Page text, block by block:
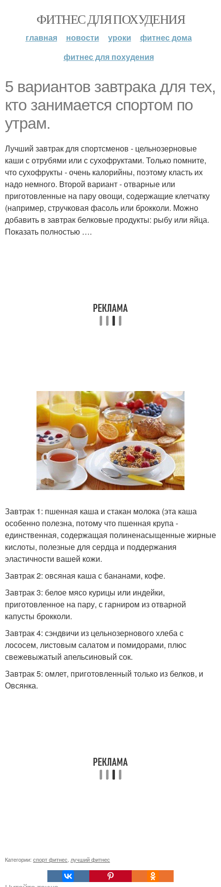
ФИТНЕС ДЛЯ ПОХУДЕНИЯ
главная новости уроки
фитнес дома
фитнес для похудения
5 вариантов завтрака для тех,
кто занимается спортом по
утрам.
Лучший завтрак для спортсменов - цельнозерновые
каши с отрубями или с сухофруктами. Только помните,
что сухофрукты - очень калорийны, поэтому класть их
надо немного. Второй вариант - отварные или
приготовленные на пару овощи, содержащие клетчатку
(например, стручковая фасоль или брокколи. Можно
добавить в завтрак белковые продукты: рыбу или яйца.
Показать полностью ….
Завтрак 1: пшенная каша и стакан молока (эта каша
особенно полезна, потому что пшенная крупа -
единственная, содержащая полиненасыщенные жирные
кислоты, полезные для сердца и поддержания
эластичности вашей кожи.
Завтрак 2: овсяная каша с бананами, кофе.
Завтрак 3: белое мясо курицы или индейки,
приготовленное на пару, с гарниром из отварной
капусты брокколи.
Завтрак 4: сэндвичи из цельнозернового хлеба с
лососем, листовым салатом и помидорами, плюс
свежевыжатый апельсиновый сок.
Завтрак 5: омлет, приготовленный только из белков, и
Овсянка.
Категории: спорт фитнес, лучший фитнес